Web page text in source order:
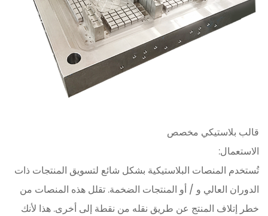
قالب بلاستيكي مخصص
الاستعمال:
تُستخدم المنصات البلاستيكية بشكل شائع لتسويق المنتجات ذات
الدوران العالي و / أو المنتجات الضخمة. تقلل هذه المنصات من
خطر إتلاف المنتج عن طريق نقله من نقطة إلى أخرى. هذا لأنك